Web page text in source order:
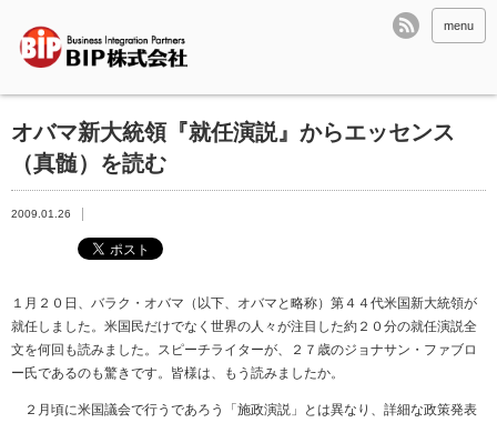
menu
オバマ新大統領『就任演説』からエッセンス
（真髄）を読む
2009.01.26
１月２０日、バラク・オバマ（以下、オバマと略称）第４４代米国新大統領が
就任しました。米国民だけでなく世界の人々が注目した約２０分の就任演説全
文を何回も読みました。スピーチライターが、２７歳のジョナサン・ファブロ
ー氏であるのも驚きです。皆様は、もう読みましたか。
２月頃に米国議会で行うであろう「施政演説」とは異なり、詳細な政策発表